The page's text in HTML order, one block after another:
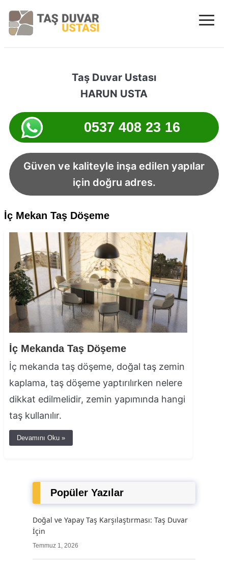
Trabzon Taş
≡
Taş Duvar Ustası
HARUN USTA
0537 408 23 16
Güven ve kaliteyle inşa edilen yapılar
için doğru adres.
İç Mekan Taş Döşeme
İç Mekanda Taş Döşeme
İç mekanda taş döşeme, doğal taş zemin
kaplama, taş döşeme yaptırılırken nelere
dikkat edilmelidir, zemin yapımında hangi
taş kullanılır.
Devamını Oku »
Popüler Yazılar
Doğal ve Yapay Taş Karşılaştırması: Taş Duvar
İçin
Temmuz 1, 2026